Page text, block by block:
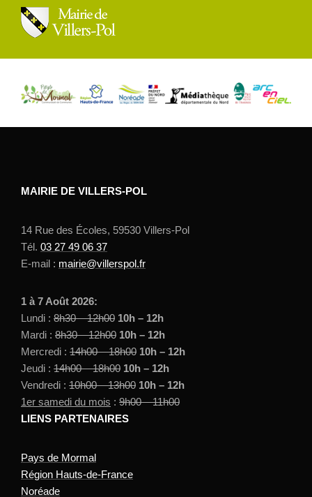
MAIRIE DE VILLERS-POL
14 Rue des Écoles, 59530 Villers-Pol
Tél. 03 27 49 06 37
E-mail : mairie@villerspol.fr
1 à 7 Août 2026:
Lundi : 8h30 – 12h00 10h – 12h
Mardi : 8h30 – 12h00 10h – 12h
Mercredi : 14h00 – 18h00 10h – 12h
Jeudi : 14h00 – 18h00 10h – 12h
Vendredi : 10h00 – 13h00 10h – 12h
1er samedi du mois : 9h00 – 11h00
LIENS PARTENAIRES
Pays de Mormal
Région Hauts-de-France
Noréade